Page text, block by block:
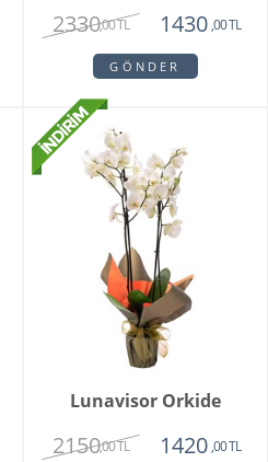
2330,00 TL 1430 ,00 TL
GÖNDER
Lunavisor Orkide
2150,00 TL 1420 ,00 TL